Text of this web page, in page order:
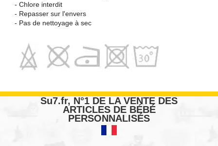
- Chlore interdit
- Repasser sur l'envers
- Pas de nettoyage à sec
Su7.fr, N°1 DE LA VENTE DES
ARTICLES DE BÉBÉ
PERSONNALISÉS